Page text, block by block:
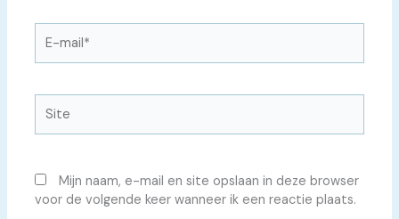
mail*
Mijn naam, e-mail en site opslaan in deze browser
voor de volgende keer wanneer ik een reactie plaats.